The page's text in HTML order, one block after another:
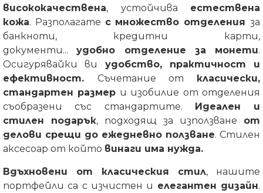
висококачествена, устойчива естествена
кожа. Разполагате с множество отделенияза
банкноти, кредитни карти,
документи...удобно отделение за монети.
Осигурявайки ви удобство, практичност и
ефективност. Съчетание от класически,
стандартен размер и изобилие от отделения
съобразени със стандартите. Идеален и
стилен подарък, подходящ за използване от
делови срещи до ежедневно ползване. Стилен
аксесоар от който винаги има нужда.
Вдъхновени от класическия стил, нашите
портфейли са с изчистен и елегантен дизайн.